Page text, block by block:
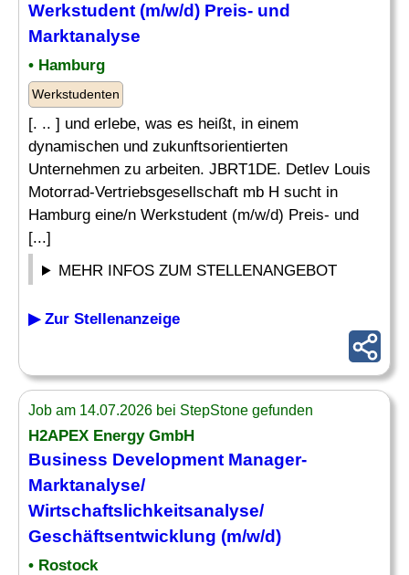
Werkstudent (m/w/d) Preis- und
Marktanalyse
• Hamburg
Werkstudenten
[. .. ] und erlebe, was es heißt, in einem
dynamischen und zukunftsorientierten
Unternehmen zu arbeiten. JBRT1DE. Detlev Louis
Motorrad-Vertriebsgesellschaft mb H sucht in
Hamburg eine/n Werkstudent (m/w/d) Preis- und
[...]
MEHR INFOS ZUM STELLENANGEBOT
▶ Zur Stellenanzeige
Job am 14.07.2026 bei StepStone gefunden
H2APEX Energy GmbH
Business Development Manager-
Marktanalyse/
Wirtschaftslichkeitsanalyse/
Geschäftsentwicklung (m/w/d)
• Rostock